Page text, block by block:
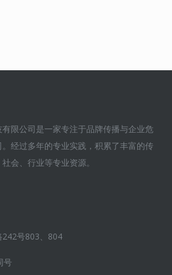
限公司是一家专注于品牌传播与企业危
经过多年的专业实践，积累了丰富的传
会、行业等专业资源。
242号803、804
号